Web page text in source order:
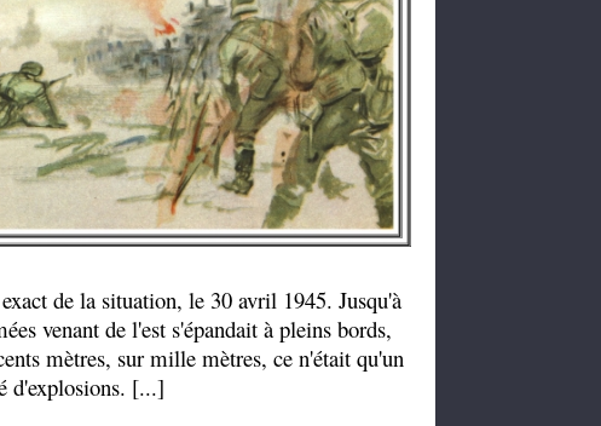
de la situation, le 30 avril 1945. Jusqu'à
venant de l'est s'épandait à pleins bords,
mètres, sur mille mètres, ce n'était qu'un
d'explosions. [...]